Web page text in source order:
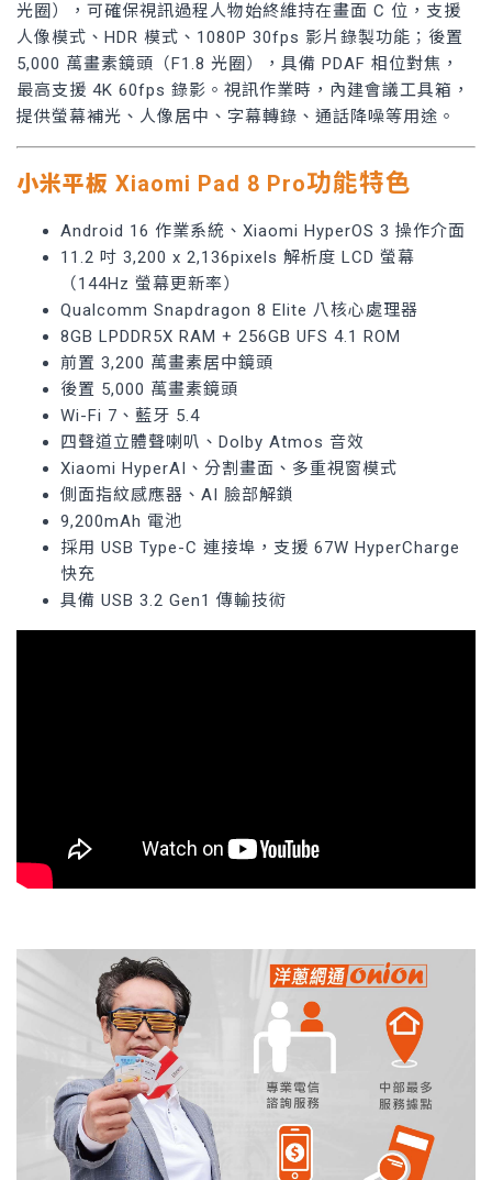
光圈），可確保視訊過程人物始終維持在畫面 C 位，支援
人像模式、HDR 模式、1080P 30fps 影片錄製功能；後置
5,000 萬畫素鏡頭（F1.8 光圈），具備 PDAF 相位對焦，
最高支援 4K 60fps 錄影。視訊作業時，內建會議工具箱，
提供螢幕補光、人像居中、字幕轉錄、通話降噪等用途。
小米平板 Xiaomi Pad 8 Pro功能特色
Android 16 作業系統、Xiaomi HyperOS 3 操作介面
11.2 吋 3,200 x 2,136pixels 解析度 LCD 螢幕
（144Hz 螢幕更新率）
Qualcomm Snapdragon 8 Elite 八核心處理器
8GB LPDDR5X RAM + 256GB UFS 4.1 ROM
前置 3,200 萬畫素居中鏡頭
後置 5,000 萬畫素鏡頭
Wi-Fi 7、藍牙 5.4
四聲道立體聲喇叭、Dolby Atmos 音效
Xiaomi HyperAI、分割畫面、多重視窗模式
側面指紋感應器、AI 臉部解鎖
9,200mAh 電池
採用 USB Type-C 連接埠，支援 67W HyperCharge
快充
具備 USB 3.2 Gen1 傳輸技術